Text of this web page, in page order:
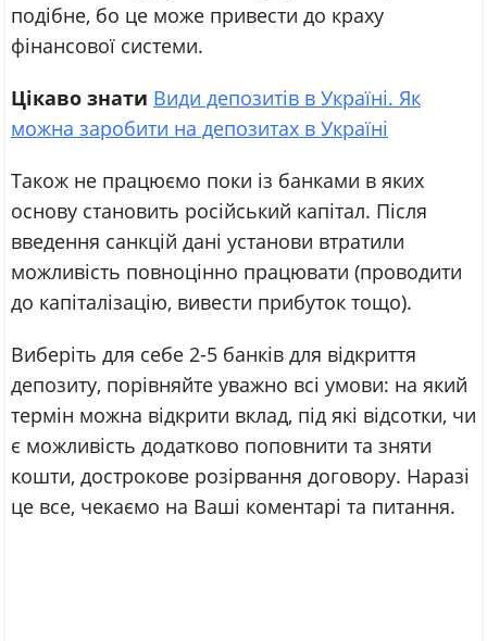
подібне, бо це може привести до краху
фінансової системи.
Цікаво знати Види депозитів в Україні. Як
можна заробити на депозитах в Україні
Також не працюємо поки із банками в яких
основу становить російський капітал. Після
введення санкцій дані установи втратили
можливість повноцінно працювати (проводити
до капіталізацію, вивести прибуток тощо).
Виберіть для себе 2-5 банків для відкриття
депозиту, порівняйте уважно всі умови: на який
термін можна відкрити вклад, під які відсотки, чи
є можливість додатково поповнити та зняти
кошти, дострокове розірвання договору. Наразі
це все, чекаємо на Ваші коментарі та питання.